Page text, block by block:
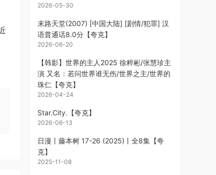
2026-05-30
末路天堂(2007) [中国大陆] [剧情/犯罪] 汉
语普通话8.0分【夸克】
2026-06-20
【韩影】世界的主人2025 徐粹彬/张慧珍主
演 又名：若问世界谁无伤/世界之主/世界的
珠仁【夸克】
2026-04-24
Star.City.【夸克】
2026-06-13
日漫丨藤本树 17-26 (2025)丨全8集【夸
克】
2025-11-08